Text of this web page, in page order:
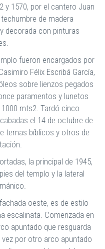
y 1570, por el cantero Juan
de madera
decorada con pinturas
fueron encargados por
Félix Escribá García,
sobre lienzos pegados
paramentos y lunetos
mts2. Tardó cinco
el 14 de octubre de
temas bíblicos y otros de
la principal de 1945,
del templo y la lateral
oeste, es de estilo
escalinata. Comenzada en
apuntado que resguarda
por otro arco apuntado